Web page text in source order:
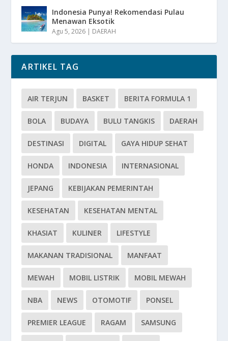
Indonesia Punya! Rekomendasi Pulau
Menawan Eksotik
Agu 5, 2026 | DAERAH
ARTIKEL TAG
AIR TERJUN BASKET BERITA FORMULA 1
BOLA BUDAYA BULU TANGKIS DAERAH
DESTINASI DIGITAL GAYA HIDUP SEHAT
HONDA INDONESIA INTERNASIONAL
JEPANG KEBIJAKAN PEMERINTAH
KESEHATAN KESEHATAN MENTAL
KHASIAT KULINER LIFESTYLE
MAKANAN TRADISIONAL MANFAAT
MEWAH MOBIL LISTRIK MOBIL MEWAH
NBA NEWS OTOMOTIF PONSEL
PREMIER LEAGUE RAGAM SAMSUNG